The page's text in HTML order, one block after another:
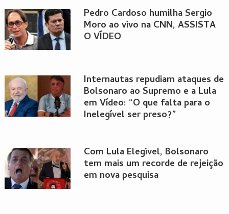
Pedro Cardoso humilha Sergio
Moro ao vivo na CNN, ASSISTA
O VÍDEO
Internautas repudiam ataques de
Bolsonaro ao Supremo e a Lula
em Vídeo: “O que falta para o
Inelegível ser preso?”
Com Lula Elegível, Bolsonaro
tem mais um recorde de rejeição
em nova pesquisa